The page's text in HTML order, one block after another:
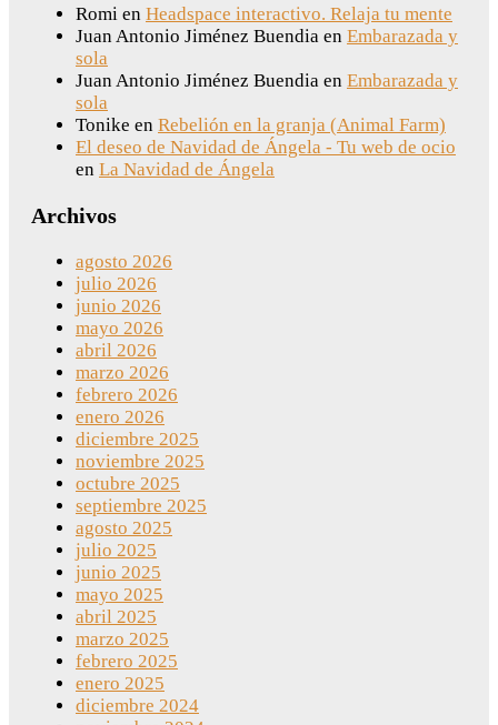
Romi en Headspace interactivo. Relaja tu mente
Juan Antonio Jiménez Buendia en Embarazada y
sola
Juan Antonio Jiménez Buendia en Embarazada y
sola
Tonike en Rebelión en la granja (Animal Farm)
El deseo de Navidad de Ángela - Tu web de ocio
en La Navidad de Ángela
Archivos
agosto 2026
julio 2026
junio 2026
mayo 2026
abril 2026
marzo 2026
febrero 2026
enero 2026
diciembre 2025
noviembre 2025
octubre 2025
septiembre 2025
agosto 2025
julio 2025
junio 2025
mayo 2025
abril 2025
marzo 2025
febrero 2025
enero 2025
diciembre 2024